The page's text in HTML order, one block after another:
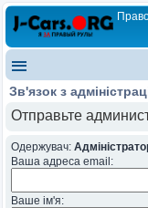
Зв'язок з
Отправьте
Одержувач:
Ваша адреса email:
Ваше ім'я: